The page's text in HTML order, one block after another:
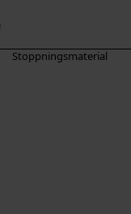
Stoppningsmaterial